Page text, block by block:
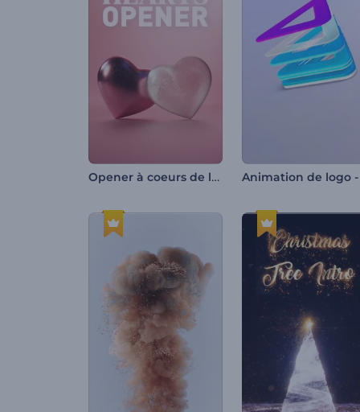
Opener à coeurs de la Saint-Valentin